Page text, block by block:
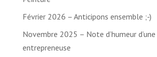
Février 2026 – Anticipons ensemble ;-)
Novembre 2025 – Note d’humeur d’une
entrepreneuse